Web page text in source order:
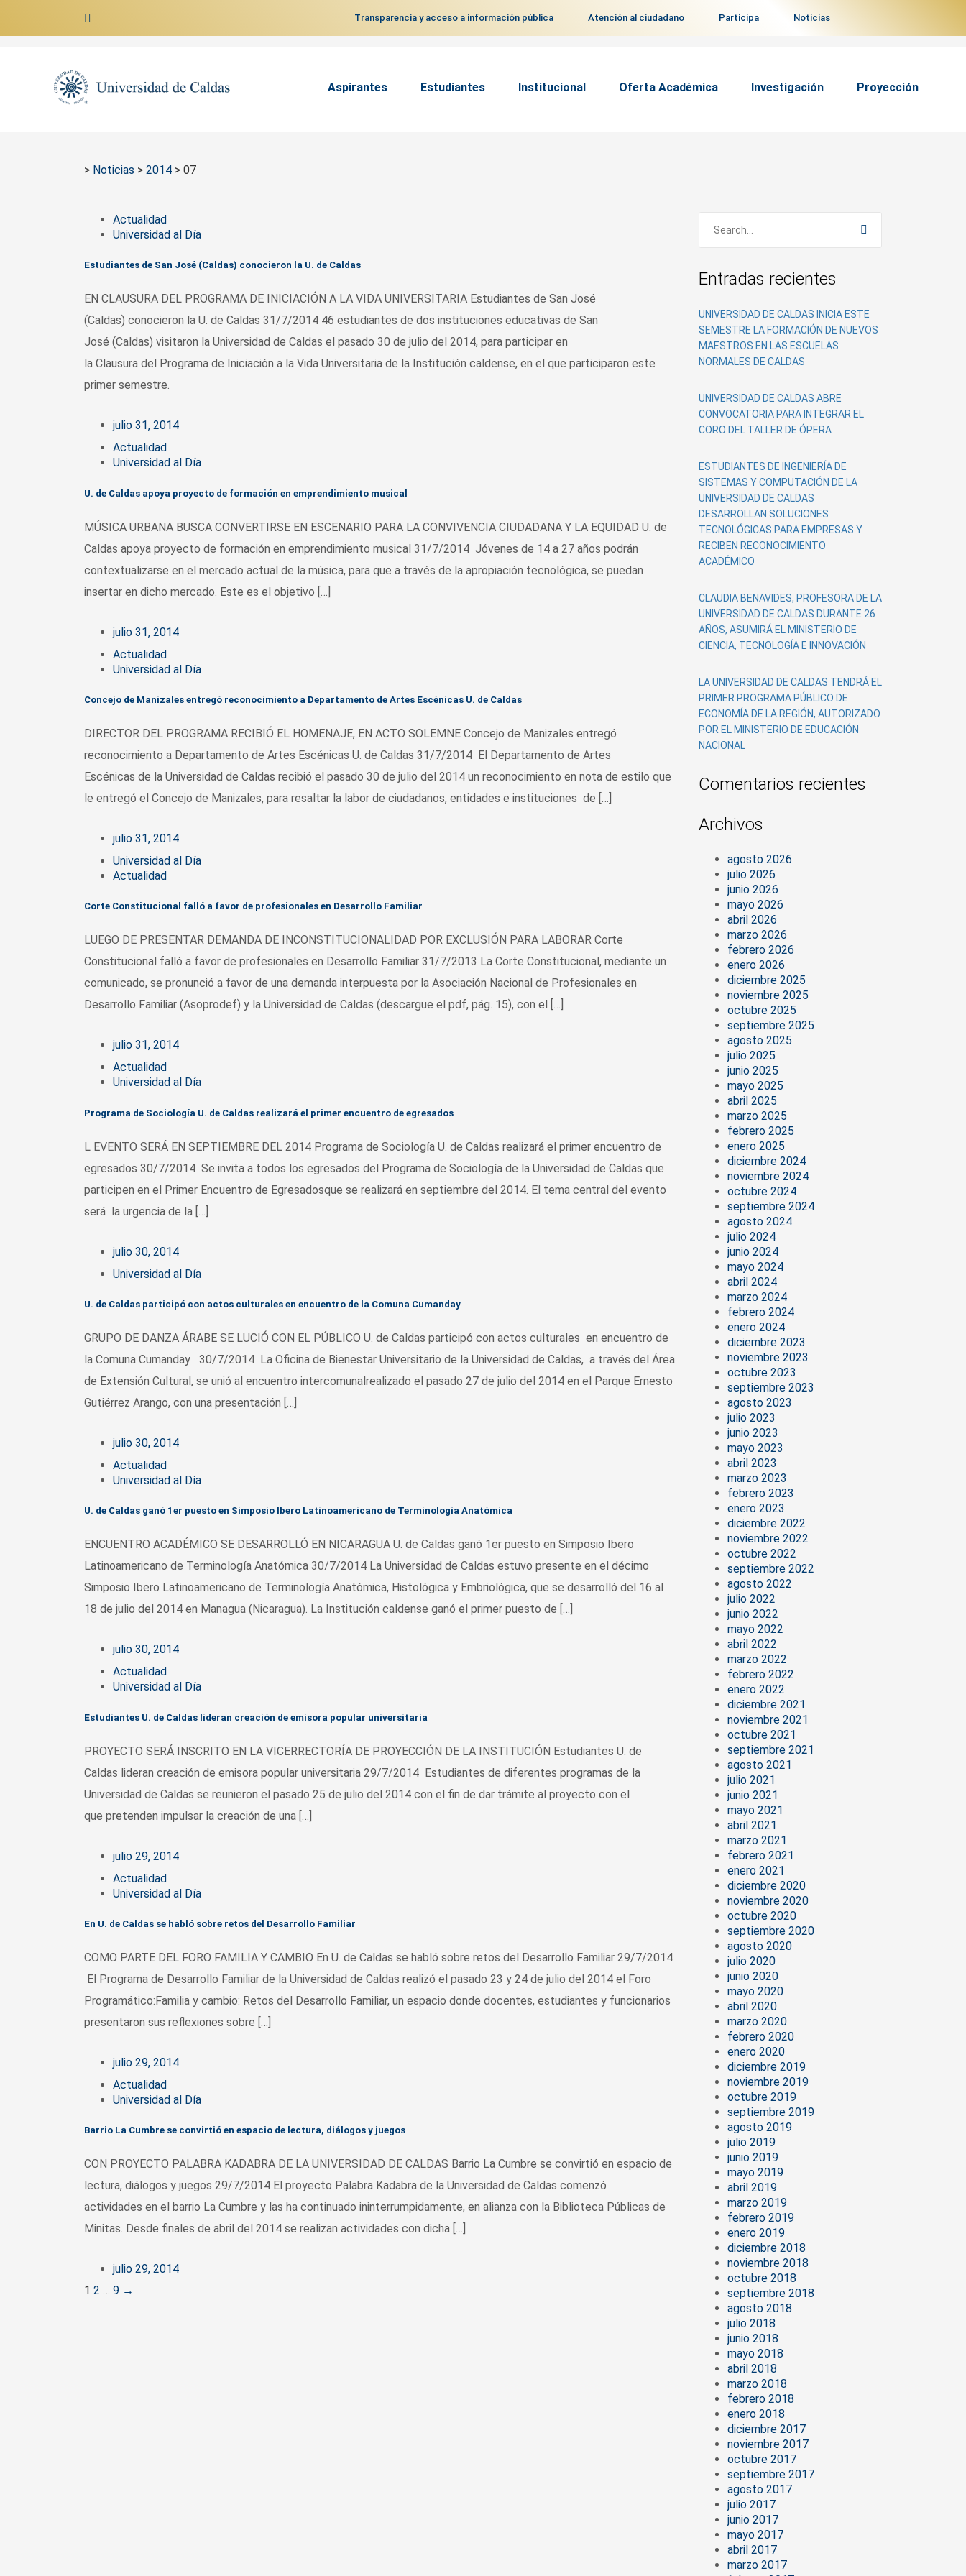
Transparencia y acceso a información pública Atención al ciudadano Participa Noticias
Aspirantes Estudiantes Institucional Oferta Académica Investigación Proyección
> Noticias > 2014 > 07
Actualidad
Universidad al Día
Estudiantes de San José (Caldas) conocieron la U. de Caldas
EN CLAUSURA DEL PROGRAMA DE INICIACIÓN A LA VIDA UNIVERSITARIA Estudiantes de San José
(Caldas) conocieron la U. de Caldas 31/7/2014 46 estudiantes de dos instituciones educativas de San
José (Caldas) visitaron la Universidad de Caldas el pasado 30 de julio del 2014, para participar en
la Clausura del Programa de Iniciación a la Vida Universitaria de la Institución caldense, en el que participaron este
primer semestre.
julio 31, 2014
Actualidad
Universidad al Día
U. de Caldas apoya proyecto de formación en emprendimiento musical
MÚSICA URBANA BUSCA CONVERTIRSE EN ESCENARIO PARA LA CONVIVENCIA CIUDADANA Y LA EQUIDAD U. de
Caldas apoya proyecto de formación en emprendimiento musical 31/7/2014 Jóvenes de 14 a 27 años podrán
contextualizarse en el mercado actual de la música, para que a través de la apropiación tecnológica, se puedan
insertar en dicho mercado. Este es el objetivo […]
julio 31, 2014
Actualidad
Universidad al Día
Concejo de Manizales entregó reconocimiento a Departamento de Artes Escénicas U. de Caldas
DIRECTOR DEL PROGRAMA RECIBIÓ EL HOMENAJE, EN ACTO SOLEMNE Concejo de Manizales entregó
reconocimiento a Departamento de Artes Escénicas U. de Caldas 31/7/2014 El Departamento de Artes
Escénicas de la Universidad de Caldas recibió el pasado 30 de julio del 2014 un reconocimiento en nota de estilo que
le entregó el Concejo de Manizales, para resaltar la labor de ciudadanos, entidades e instituciones de […]
julio 31, 2014
Universidad al Día
Actualidad
Corte Constitucional falló a favor de profesionales en Desarrollo Familiar
LUEGO DE PRESENTAR DEMANDA DE INCONSTITUCIONALIDAD POR EXCLUSIÓN PARA LABORAR Corte
Constitucional falló a favor de profesionales en Desarrollo Familiar 31/7/2013 La Corte Constitucional, mediante un
comunicado, se pronunció a favor de una demanda interpuesta por la Asociación Nacional de Profesionales en
Desarrollo Familiar (Asoprodef) y la Universidad de Caldas (descargue el pdf, pág. 15), con el […]
julio 31, 2014
Actualidad
Universidad al Día
Programa de Sociología U. de Caldas realizará el primer encuentro de egresados
L EVENTO SERÁ EN SEPTIEMBRE DEL 2014 Programa de Sociología U. de Caldas realizará el primer encuentro de
egresados 30/7/2014 Se invita a todos los egresados del Programa de Sociología de la Universidad de Caldas que
participen en el Primer Encuentro de Egresadosque se realizará en septiembre del 2014. El tema central del evento
será la urgencia de la […]
julio 30, 2014
Universidad al Día
U. de Caldas participó con actos culturales en encuentro de la Comuna Cumanday
GRUPO DE DANZA ÁRABE SE LUCIÓ CON EL PÚBLICO U. de Caldas participó con actos culturales en encuentro de
la Comuna Cumanday 30/7/2014 La Oficina de Bienestar Universitario de la Universidad de Caldas, a través del Área
de Extensión Cultural, se unió al encuentro intercomunalrealizado el pasado 27 de julio del 2014 en el Parque Ernesto
Gutiérrez Arango, con una presentación […]
julio 30, 2014
Actualidad
Universidad al Día
U. de Caldas ganó 1er puesto en Simposio Ibero Latinoamericano de Terminología Anatómica
ENCUENTRO ACADÉMICO SE DESARROLLÓ EN NICARAGUA U. de Caldas ganó 1er puesto en Simposio Ibero
Latinoamericano de Terminología Anatómica 30/7/2014 La Universidad de Caldas estuvo presente en el décimo
Simposio Ibero Latinoamericano de Terminología Anatómica, Histológica y Embriológica, que se desarrolló del 16 al
18 de julio del 2014 en Managua (Nicaragua). La Institución caldense ganó el primer puesto de […]
julio 30, 2014
Actualidad
Universidad al Día
Estudiantes U. de Caldas lideran creación de emisora popular universitaria
PROYECTO SERÁ INSCRITO EN LA VICERRECTORÍA DE PROYECCIÓN DE LA INSTITUCIÓN Estudiantes U. de
Caldas lideran creación de emisora popular universitaria 29/7/2014 Estudiantes de diferentes programas de la
Universidad de Caldas se reunieron el pasado 25 de julio del 2014 con el fin de dar trámite al proyecto con el
que pretenden impulsar la creación de una […]
julio 29, 2014
Actualidad
Universidad al Día
En U. de Caldas se habló sobre retos del Desarrollo Familiar
COMO PARTE DEL FORO FAMILIA Y CAMBIO En U. de Caldas se habló sobre retos del Desarrollo Familiar 29/7/2014
El Programa de Desarrollo Familiar de la Universidad de Caldas realizó el pasado 23 y 24 de julio del 2014 el Foro
Programático:Familia y cambio: Retos del Desarrollo Familiar, un espacio donde docentes, estudiantes y funcionarios
presentaron sus reflexiones sobre […]
julio 29, 2014
Actualidad
Universidad al Día
Barrio La Cumbre se convirtió en espacio de lectura, diálogos y juegos
CON PROYECTO PALABRA KADABRA DE LA UNIVERSIDAD DE CALDAS Barrio La Cumbre se convirtió en espacio de
lectura, diálogos y juegos 29/7/2014 El proyecto Palabra Kadabra de la Universidad de Caldas comenzó
actividades en el barrio La Cumbre y las ha continuado ininterrumpidamente, en alianza con la Biblioteca Públicas de
Minitas. Desde finales de abril del 2014 se realizan actividades con dicha […]
julio 29, 2014
Posts
1 2 … 9 →
Entradas recientes
UNIVERSIDAD DE CALDAS INICIA ESTE
SEMESTRE LA FORMACIÓN DE NUEVOS
MAESTROS EN LAS ESCUELAS
NORMALES DE CALDAS
UNIVERSIDAD DE CALDAS ABRE
CONVOCATORIA PARA INTEGRAR EL
CORO DEL TALLER DE ÓPERA
ESTUDIANTES DE INGENIERÍA DE
SISTEMAS Y COMPUTACIÓN DE LA
UNIVERSIDAD DE CALDAS
DESARROLLAN SOLUCIONES
TECNOLÓGICAS PARA EMPRESAS Y
RECIBEN RECONOCIMIENTO
ACADÉMICO
CLAUDIA BENAVIDES, PROFESORA DE LA
UNIVERSIDAD DE CALDAS DURANTE 26
AÑOS, ASUMIRÁ EL MINISTERIO DE
CIENCIA, TECNOLOGÍA E INNOVACIÓN
LA UNIVERSIDAD DE CALDAS TENDRÁ EL
PRIMER PROGRAMA PÚBLICO DE
ECONOMÍA DE LA REGIÓN, AUTORIZADO
POR EL MINISTERIO DE EDUCACIÓN
NACIONAL
Comentarios recientes
Archivos
agosto 2026
julio 2026
junio 2026
mayo 2026
abril 2026
marzo 2026
febrero 2026
enero 2026
diciembre 2025
noviembre 2025
octubre 2025
septiembre 2025
agosto 2025
julio 2025
junio 2025
mayo 2025
abril 2025
marzo 2025
febrero 2025
enero 2025
diciembre 2024
noviembre 2024
octubre 2024
septiembre 2024
agosto 2024
julio 2024
junio 2024
mayo 2024
abril 2024
marzo 2024
febrero 2024
enero 2024
diciembre 2023
noviembre 2023
octubre 2023
septiembre 2023
agosto 2023
julio 2023
junio 2023
mayo 2023
abril 2023
marzo 2023
febrero 2023
enero 2023
diciembre 2022
noviembre 2022
octubre 2022
septiembre 2022
agosto 2022
julio 2022
junio 2022
mayo 2022
abril 2022
marzo 2022
febrero 2022
enero 2022
diciembre 2021
noviembre 2021
octubre 2021
septiembre 2021
agosto 2021
julio 2021
junio 2021
mayo 2021
abril 2021
marzo 2021
febrero 2021
enero 2021
diciembre 2020
noviembre 2020
octubre 2020
septiembre 2020
agosto 2020
julio 2020
junio 2020
mayo 2020
abril 2020
marzo 2020
febrero 2020
enero 2020
diciembre 2019
noviembre 2019
octubre 2019
septiembre 2019
agosto 2019
julio 2019
junio 2019
mayo 2019
abril 2019
marzo 2019
febrero 2019
enero 2019
diciembre 2018
noviembre 2018
octubre 2018
septiembre 2018
agosto 2018
julio 2018
junio 2018
mayo 2018
abril 2018
marzo 2018
febrero 2018
enero 2018
diciembre 2017
noviembre 2017
octubre 2017
septiembre 2017
agosto 2017
julio 2017
junio 2017
mayo 2017
abril 2017
marzo 2017